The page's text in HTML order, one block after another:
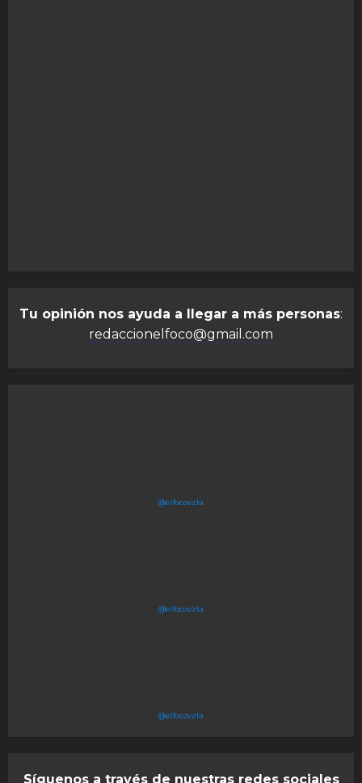
Tu opinión nos ayuda a llegar a más personas:
redaccionelfoco@gmail.com
@elfocovzla
@elfocovzla
@elfocovzla
Síguenos a través de nuestras redes sociales